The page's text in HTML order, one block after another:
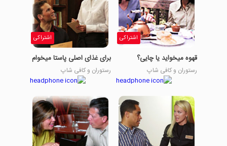
اشتراکی
قهوه میخواید یا چایی؟
رستوران و کافی شاپ
اشتراکی
برای غذای اصلی پاستا میخوام
رستوران و کافی شاپ